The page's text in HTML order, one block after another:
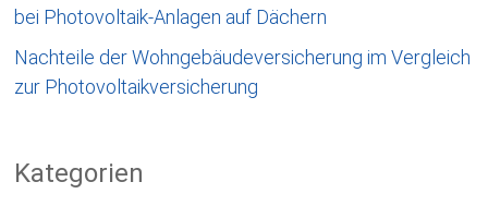
bei Photovoltaik-Anlagen auf Dächern
Nachteile der Wohngebäudeversicherung im Vergleich
zur Photovoltaikversicherung
Kategorien